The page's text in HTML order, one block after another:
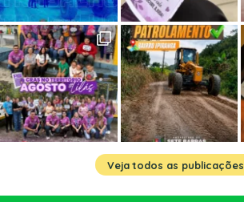
Veja todos as publicações